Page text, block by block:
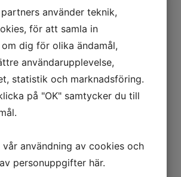
Lägg till i varukorg
Kategorier: Förvaringsbackar
använder teknik,
för att samla in
dig för olika ändamål,
användarupplevelse,
statistik och marknadsföring.
på "OK" samtycker du till
vår användning av cookies och
personuppgifter här.